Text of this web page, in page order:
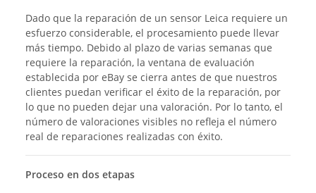
Dado que la reparación de un sensor Leica requiere un
esfuerzo considerable, el procesamiento puede llevar
más tiempo. Debido al plazo de varias semanas que
requiere la reparación, la ventana de evaluación
establecida por eBay se cierra antes de que nuestros
clientes puedan verificar el éxito de la reparación, por
lo que no pueden dejar una valoración. Por lo tanto, el
número de valoraciones visibles no refleja el número
real de reparaciones realizadas con éxito.
Proceso en dos etapas